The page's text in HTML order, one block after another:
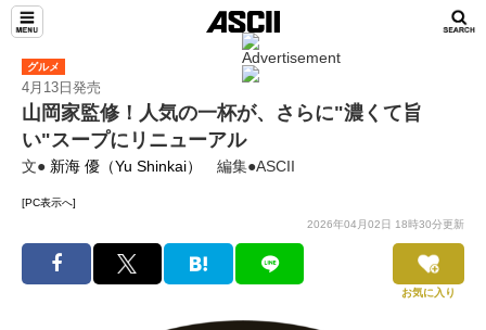
グルメ
4月13日発売
山岡家監修！人気の一杯が、さらに"濃くて旨
い"スープにリニューアル
文● 新海 優（Yu Shinkai） 編集●ASCII
[PC表示へ]
2026年04月02日 18時30分更新
お気に入り